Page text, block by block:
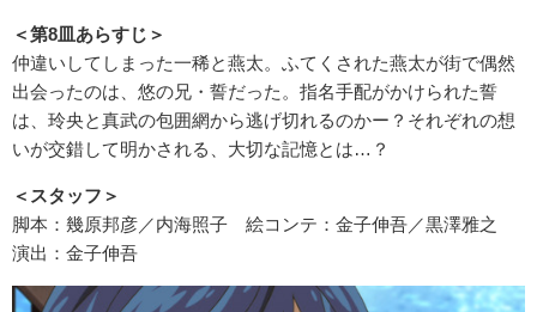
＜第8皿あらすじ＞
仲違いしてしまった一稀と燕太。 ふてくされた燕太が街で偶然
出会ったのは、悠の兄・誓だった。指名手配がかけられた誓
は、 玲央と真武の包囲網から逃げ切れるのかー？それぞれの想
いが交錯して明かされる、大切な記憶とは…？
＜スタッフ＞
脚本：幾原邦彦／内海照子 絵コンテ：金子伸吾／黒澤雅之
演出：金子伸吾